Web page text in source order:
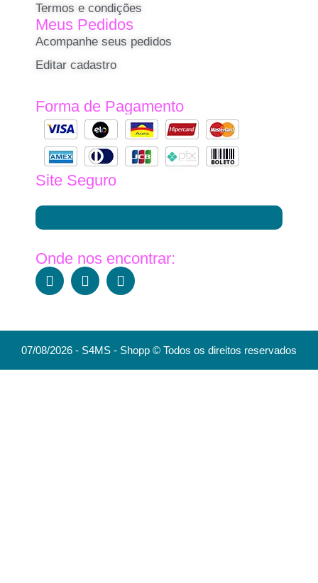
Termos e condições
Meus Pedidos
Acompanhe seus pedidos
Editar cadastro
Forma de Pagamento
Site Seguro
Onde nos encontrar:
07/08/2026 - S4MS - Shopp © Todos os direitos reservados